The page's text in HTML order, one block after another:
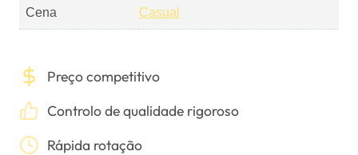
Cena Casual
Preço competitivo
Controlo de qualidade rigoroso
Rápida rotação